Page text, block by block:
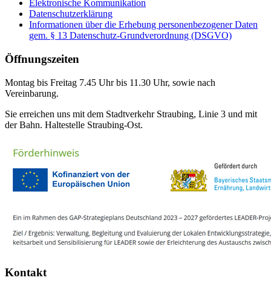
Elektronische Kommunikation
Datenschutzerklärung
Informationen über die Erhebung personenbezogener Daten
gem. § 13 Datenschutz-Grundverordnung (DSGVO)
Öffnungszeiten
Montag bis Freitag 7.45 Uhr bis 11.30 Uhr, sowie nach
Vereinbarung.
Sie erreichen uns mit dem Stadtverkehr Straubing, Linie 3 und mit
der Bahn. Haltestelle Straubing-Ost.
Kontakt